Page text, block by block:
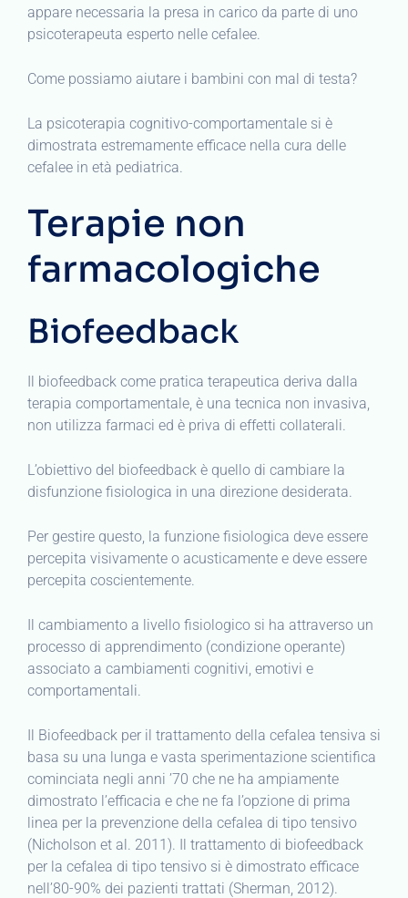
appare necessaria la presa in carico da parte di uno
psicoterapeuta esperto nelle cefalee.
Come possiamo aiutare i bambini con mal di testa?
La psicoterapia cognitivo-comportamentale si è
dimostrata estremamente efficace nella cura delle
cefalee in età pediatrica.
Terapie non
farmacologiche
Biofeedback
Il biofeedback come pratica terapeutica deriva dalla
terapia comportamentale, è una tecnica non invasiva,
non utilizza farmaci ed è priva di effetti collaterali.
L’obiettivo del biofeedback è quello di cambiare la
disfunzione fisiologica in una direzione desiderata.
Per gestire questo, la funzione fisiologica deve essere
percepita visivamente o acusticamente e deve essere
percepita coscientemente.
Il cambiamento a livello fisiologico si ha attraverso un
processo di apprendimento (condizione operante)
associato a cambiamenti cognitivi, emotivi e
comportamentali.
Il Biofeedback per il trattamento della cefalea tensiva si
basa su una lunga e vasta sperimentazione scientifica
cominciata negli anni ’70 che ne ha ampiamente
dimostrato l’efficacia e che ne fa l’opzione di prima
linea per la prevenzione della cefalea di tipo tensivo
(Nicholson et al. 2011). Il trattamento di biofeedback
per la cefalea di tipo tensivo si è dimostrato efficace
nell’80-90% dei pazienti trattati (Sherman, 2012).